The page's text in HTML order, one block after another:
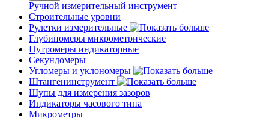
Ручной измерительный инструмент
Строительные уровни
Рулетки измерительные
Глубиномеры микрометрические
Нутромеры индикаторные
Секундомеры
Угломеры и уклономеры
Штангенинструмент
Щупы для измерения зазоров
Индикаторы часового типа
Микрометры